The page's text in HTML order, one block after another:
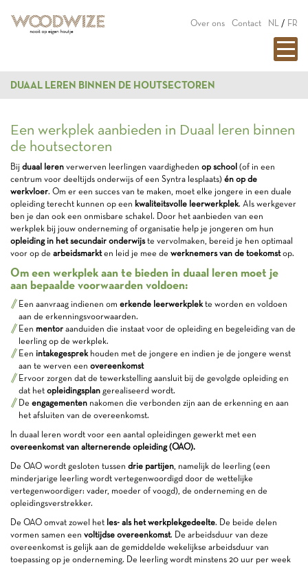
Over ons Contact NL / FR
DUAAL LEREN BINNEN DE HOUTSECTOREN
Een werkplek aanbieden in Duaal leren binnen
de houtsectoren
Bij duaal leren verwerven leerlingen vaardigheden op school (of in een
centrum voor deeltijds onderwijs of een Syntra lesplaats) én op de
werkvloer. Om er een succes van te maken, moet elke jongere in een duale
opleiding terecht kunnen op een kwaliteitsvolle leerwerkplek. Als werkgever
ben je dan ook een onmisbare schakel. Door het aanbieden van een
werkplek bij jouw onderneming of organisatie help je jongeren om hun
opleiding in het secundair onderwijste vervolmaken, bereid je hen optimaal
voor op de arbeidsmarkten leid je mee de werknemers van de toekomstop.
Om een werkplek aan te bieden in duaal leren moet je
aan bepaalde voorwaarden voldoen:
Een aanvraag indienen om erkende leerwerkplekte worden en voldoen
aan de erkenningsvoorwaarden.
Een mentor aanduiden die instaat voor de opleiding en begeleiding van de
leerling op de werkplek.
Een intakegesprekhouden met de jongere en indien je de jongere wenst
aan te werven een overeenkomst
Ervoor zorgen dat de tewerkstelling aansluit bij de gevolgde opleiding en
dat het opleidingsplan gerealiseerd wordt.
De engagementen nakomen die verbonden zijn aan de erkenning en aan
het afsluiten van de overeenkomst.
In duaal leren wordt voor een aantal opleidingen gewerkt met een
overeenkomst van alternerende opleiding (OAO).
De OAO wordt gesloten tussen drie partijen, namelijk de leerling (een
minderjarige leerling wordt vertegenwoordigd door de wettelijke
vertegenwoordiger: vader, moeder of voogd), de onderneming en de
opleidingsverstrekker.
De OAO omvat zowel het les- als het werkplekgedeelte. De beide delen
vormen samen een voltijdse overeenkomst. De arbeidsduur van deze
overeenkomst is gelijk aan de gemiddelde wekelijkse arbeidsduur van
toepassing op je onderneming. De leerling wordt minstens 20 uur per week